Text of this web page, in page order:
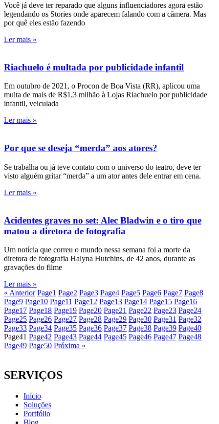
Você já deve ter reparado que alguns influenciadores agora estão
legendando os Stories onde aparecem falando com a câmera. Mas
por quê eles estão fazendo
Ler mais »
Riachuelo é multada por publicidade infantil
Em outubro de 2021, o Procon de Boa Vista (RR), aplicou uma
multa de mais de R$1,3 milhão à Lojas Riachuelo por publicidade
infantil, veiculada
Ler mais »
Por que se deseja “merda” aos atores?
Se trabalha ou já teve contato com o universo do teatro, deve ter
visto alguém gritar “merda” a um ator antes dele entrar em cena.
Ler mais »
Acidentes graves no set: Alec Bladwin e o tiro que
matou a diretora de fotografia
Um notícia que correu o mundo nessa semana foi a morte da
diretora de fotografia Halyna Hutchins, de 42 anos, durante as
gravações do filme
Ler mais »
« Anterior Page1 Page2 Page3 Page4 Page5 Page6 Page7 Page8
Page9 Page10 Page11 Page12 Page13 Page14 Page15 Page16
Page17 Page18 Page19 Page20 Page21 Page22 Page23 Page24
Page25 Page26 Page27 Page28 Page29 Page30 Page31 Page32
Page33 Page34 Page35 Page36 Page37 Page38 Page39 Page40
Page41 Page42 Page43 Page44 Page45 Page46 Page47 Page48
Page49 Page50 Próxima »
SERVIÇOS
Início
Soluções
Portfólio
Blog